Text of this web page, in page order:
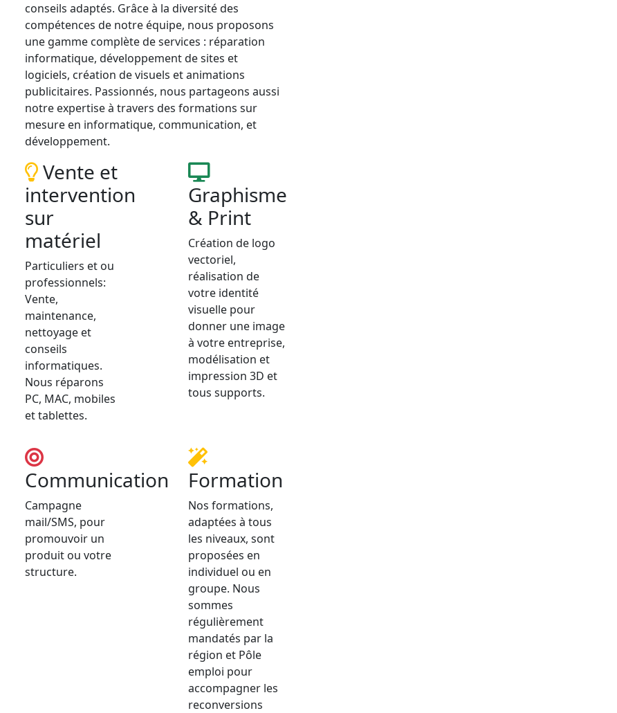
conseils adaptés. Grâce à la diversité des
compétences de notre équipe, nous proposons
une gamme complète de services : réparation
informatique, développement de sites et
logiciels, création de visuels et animations
publicitaires. Passionnés, nous partageons aussi
notre expertise à travers des formations sur
mesure en informatique, communication, et
développement.
Vente et
intervention
sur
matériel
Particuliers et ou
professionnels:
Vente,
maintenance,
nettoyage et
conseils
informatiques.
Nous réparons
PC, MAC, mobiles
et tablettes.
Graphisme
& Print
Création de logo
vectoriel,
réalisation de
votre identité
visuelle pour
donner une image
à votre entreprise,
modélisation et
impression 3D et
tous supports.
Communication
Campagne
mail/SMS, pour
promouvoir un
produit ou votre
structure.
Formation
Nos formations,
adaptées à tous
les niveaux, sont
proposées en
individuel ou en
groupe. Nous
sommes
régulièrement
mandatés par la
région et Pôle
emploi pour
accompagner les
reconversions